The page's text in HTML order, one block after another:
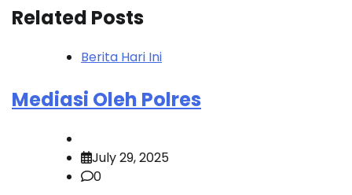
Related Posts
Berita Hari Ini
Mediasi Oleh Polres
July 29, 2025
0